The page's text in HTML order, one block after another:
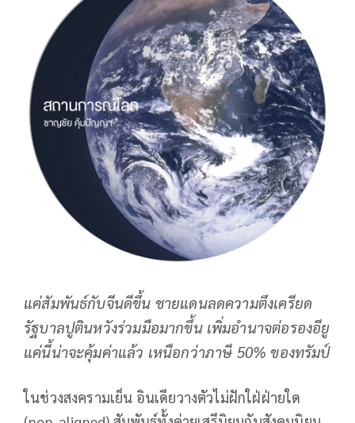
แค่สัมพันธ์กับจีนดีขึ้น ชายแดนลดความตึงเครียด
รัฐบาลปูตินหวังร่วมมือมากขึ้น เพิ่มอำนาจต่อรองอียู
แค่นี้น่าจะคุ้มค่าแล้ว เหนือกว่าภาษี 50% ของทรัมป์
ในช่วงสงครามเย็น อินเดียวางตัวไม่ฝักใฝ่ฝ่ายใด